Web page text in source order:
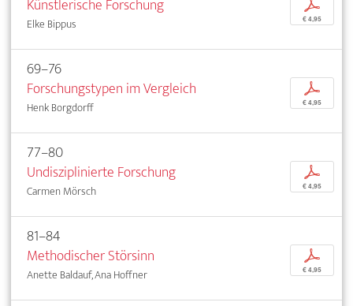
Künstlerische Forschung
Elke Bippus
p
€ 4,95
69–76
Forschungstypen im Vergleich
Henk Borgdorff
p
€ 4,95
77–80
Undisziplinierte Forschung
Carmen Mörsch
p
€ 4,95
81–84
Methodischer Störsinn
Anette Baldauf, Ana Hoffner
p
€ 4,95